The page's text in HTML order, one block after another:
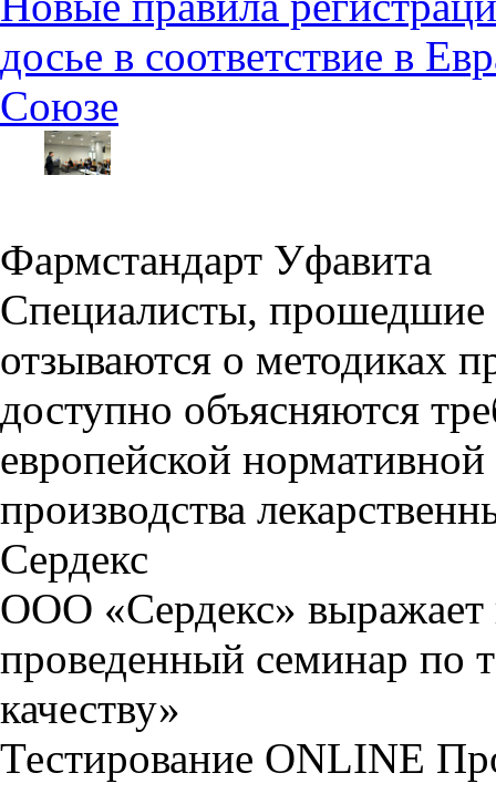
досье в соответствие в
Союзе
Фармстандарт Уфавита
Специалисты, прошедшие
отзываются о методиках
доступно объясняются
европейской
производства
Сердекс
ООО «Сердекс» выражает
проведенный семинар по
качеству»
Тестирование ONLINE